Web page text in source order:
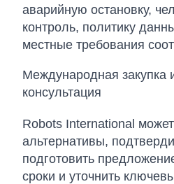
аварийную остановку,
контроль, политику
местные требования
Международная закупка
консультация
Robots International
альтернативы,
подготовить
сроки и уточнить